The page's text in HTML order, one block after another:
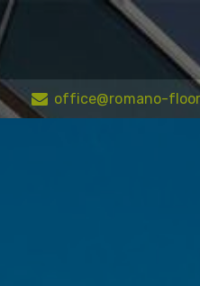
office@romano-